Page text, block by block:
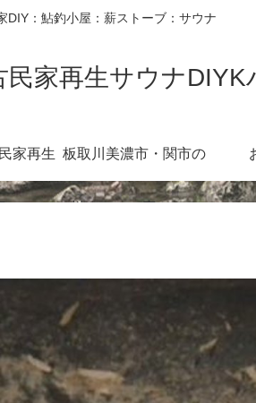
DIY：鮎釣小屋：薪ストーブ：サウナ
家再生サウナDIYK
家再生 板取川美濃市・関市の
川：３６０度カメラ